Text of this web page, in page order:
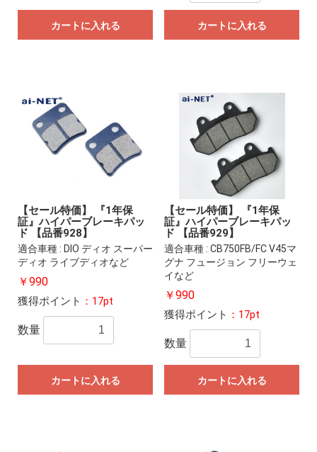
カートに入れる カートに入れる
【セール特価】 『1年保
証』ハイパーブレーキパッ
ド 【品番928】
適合車種 : DIO ディオ スーパー
ディオ ライブディオなど
￥990
獲得ポイント ：17pt
数量
カートに入れる
【セール特価】 『1年保
証』ハイパーブレーキパッ
ド 【品番929】
適合車種 : CB750FB/FC V45マ
グナ フュージョン フリーウェ
イなど
￥990
獲得ポイント ：17pt
数量
カートに入れる